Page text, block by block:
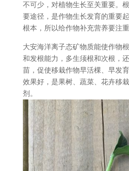
不可少，对植物生长至关重要。
要途径，是作物生长发育的重要
根本，所以给作物补充营养要注
大安海洋离子态矿物质能使作物
和发根能力，多生须根和次根，
苗，促使移栽作物早活棵、早发
效果好，是果树、蔬菜、花卉移
剂。